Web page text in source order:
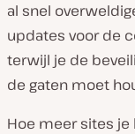
al snel
updates voor de
terwijl je de
de gaten moet
Hoe meer sites